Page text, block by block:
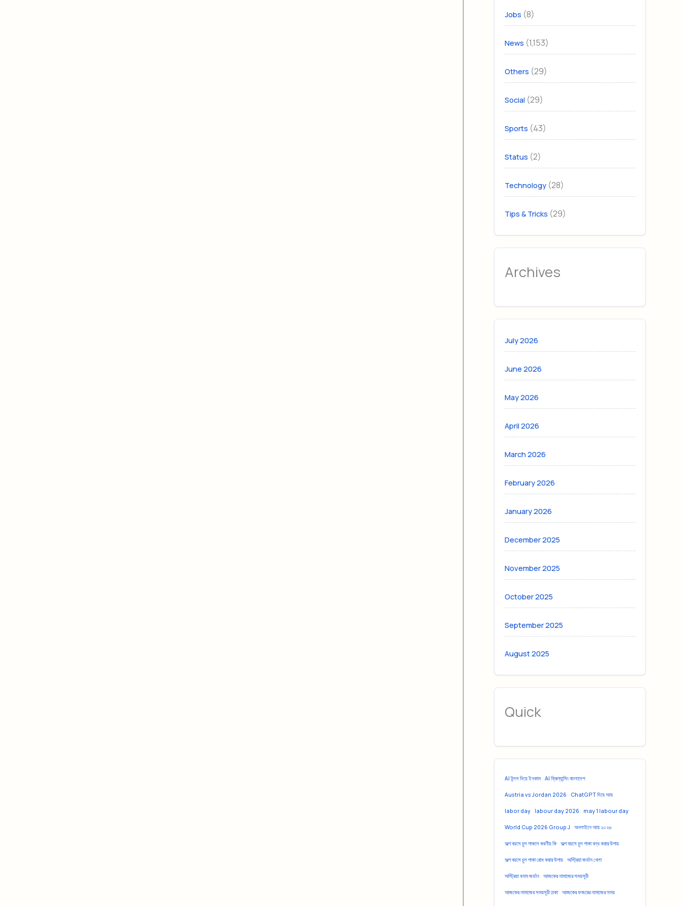
Jobs (8)
News (1,153)
Others (29)
Social (29)
Sports (43)
Status (2)
Technology (28)
Tips & Tricks (29)
Archives
July 2026
June 2026
May 2026
April 2026
March 2026
February 2026
January 2026
December 2025
November 2025
October 2025
September 2025
August 2025
Quick
AI টুলস দিয়ে ইনকাম AI ফ্রিল্যান্সিং বাংলাদেশ
Austria vs Jordan 2026 ChatGPT দিয়ে আয়
labor day labour day 2026 may 1 labour day
World Cup 2026 Group J অনলাইনে আয় ২০২৬
অল্প বয়সে চুল পাকলে করণীয় কি অল্প বয়সে চুল পাকা বন্ধ করার উপায়
অল্প বয়সে চুল পাকা রোধ করার উপায় অস্ট্রিয়া জর্ডান খেলা
অস্ট্রিয়া বনাম জর্ডান আজকের নামাজের সময়সূচী
আজকের নামাজের সময়সূচী ঢাকা আজকের ফজরের নামাজের সময়